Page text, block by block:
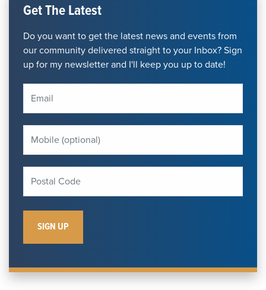
Get The Latest
Do you want to get the latest news and events from
our community delivered straight to your Inbox? Sign
up for my newsletter and I'll keep you up to date!